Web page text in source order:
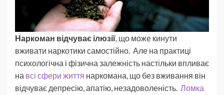
Наркоман відчуває ілюзії, що може кинути
вживати наркотики самостійно. Але на практиці
психологічна і фізична залежність настільки впливає
на всі сфери життя наркомана, що без вживання він
відчуває депресію, апатію, незадоволеність. Ломка